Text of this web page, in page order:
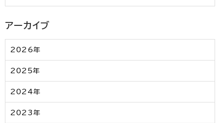
アーカイブ
2026年
2025年
2024年
2023年